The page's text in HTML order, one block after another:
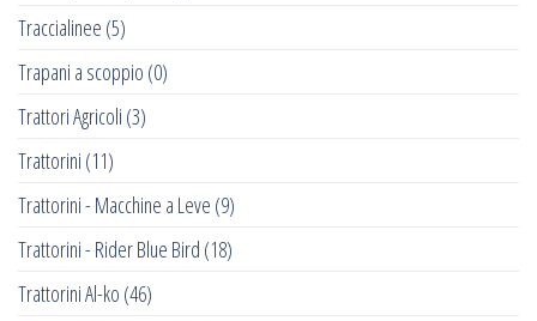
Traccialinee (5)
Trapani a scoppio (0)
Trattori Agricoli (3)
Trattorini (11)
Trattorini - Macchine a Leve (9)
Trattorini - Rider Blue Bird (18)
Trattorini Al-ko (46)